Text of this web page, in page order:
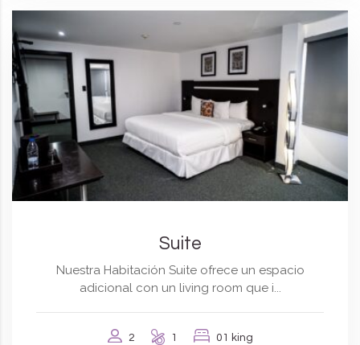
Suite
Nuestra Habitación Suite ofrece un espacio
adicional con un living room que i...
2 1 01 king